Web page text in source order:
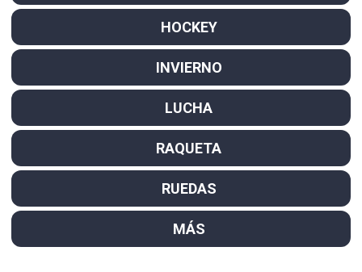
HOCKEY
INVIERNO
LUCHA
RAQUETA
RUEDAS
MÁS